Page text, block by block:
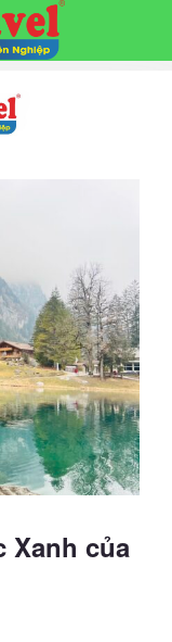
Xanh của